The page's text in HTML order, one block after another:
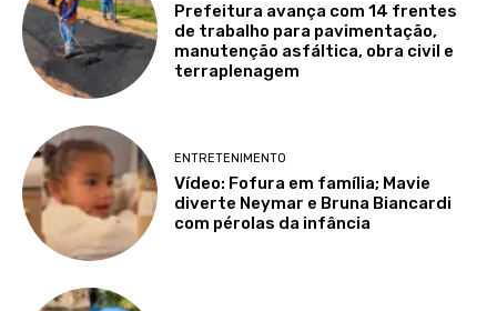
Prefeitura avança com 14 frentes
de trabalho para pavimentação,
manutenção asfáltica, obra civil e
terraplenagem
ENTRETENIMENTO
Vídeo: Fofura em família; Mavie
diverte Neymar e Bruna Biancardi
com pérolas da infância